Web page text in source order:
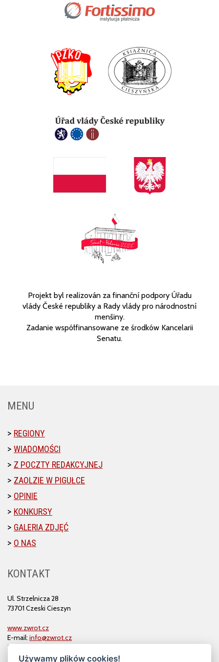
Projekt byl realizován za finanční podpory Úřadu
vlády České republiky a Rady vlády pro národnostní
menšiny.
Zadanie współfinansowane ze środków Kancelarii
Senatu.
MENU
REGIONY
WIADOMOŚCI
Z POCZTY REDAKCYJNEJ
ZAOLZIE W PIGUŁCE
OPINIE
KONKURSY
GALERIA ZDJĘĆ
O NAS
KONTAKT
Ul. Strzelnicza 28
73701 Czeski Cieszyn
www.zwrot.cz
E-mail: info@zwrot.cz
Tel. i faks: 558 711 582
Używamy plików cookies!